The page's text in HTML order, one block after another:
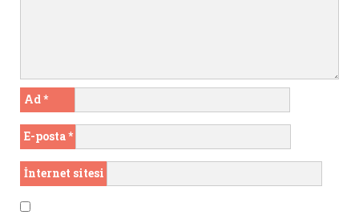
Ad*
E-posta*
İnternet sitesi